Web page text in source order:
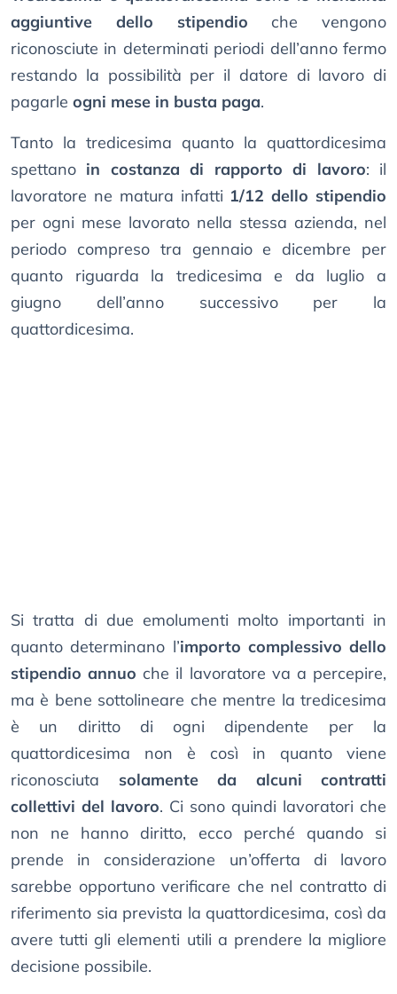
aggiuntive dello stipendio che vengono
riconosciute in determinati periodi dell’anno fermo
restando la possibilità per il datore di lavoro di
pagarle ogni mese in busta paga.
Tanto la tredicesima quanto la quattordicesima
spettano in costanza di rapporto di lavoro: il
lavoratore ne matura infatti 1/12 dello stipendio
per ogni mese lavorato nella stessa azienda, nel
periodo compreso tra gennaio e dicembre per
quanto riguarda la tredicesima e da luglio a
giugno dell’anno successivo per la
quattordicesima.
Si tratta di due emolumenti molto importanti in
quanto determinano l’importo complessivo dello
stipendio annuo che il lavoratore va a percepire,
ma è bene sottolineare che mentre la tredicesima
è un diritto di ogni dipendente per la
quattordicesima non è così in quanto viene
riconosciuta solamente da alcuni contratti
collettivi del lavoro. Ci sono quindi lavoratori che
non ne hanno diritto, ecco perché quando si
prende in considerazione un’offerta di lavoro
sarebbe opportuno verificare che nel contratto di
riferimento sia prevista la quattordicesima, così da
avere tutti gli elementi utili a prendere la migliore
decisione possibile.